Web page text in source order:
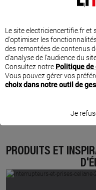
PRODUITS ET
Le site electriciencertifie.fr et
d'optimiser les
des remontées de contenus
d'analyse de l'audience du
Consultez notre Politique
Vous pouvez gérer vos
choix dans notre outil de
Je